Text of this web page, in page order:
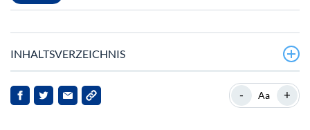
INHALTSVERZEICHNIS
Rio Tinto und Rincon: Zunächst 3.000 Tonnen
Lithiumcarbonat pro Jahr
- Aa +